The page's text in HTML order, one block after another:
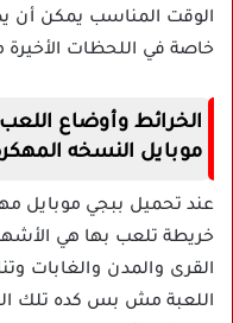
الوقت المناسب يمكن أن
خاصة في اللحظات
الخرائط وأوضاع
موبايل النسخه
عند تحميل ببجي موبايل
خريطة تلعب بها هي
القرى والمدن والغابات
اللعبة مش بس كده تلك